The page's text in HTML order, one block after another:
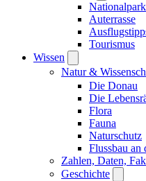
Auterrasse
Tourismus
Wissen
Natur &
Die Donau
Die
Flora
Fauna
Naturschutz
Flussbau an
Zahlen, Daten,
Geschichte